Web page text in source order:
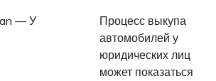
Процесс выкупа
автомобилей у
юридических лиц
может показаться